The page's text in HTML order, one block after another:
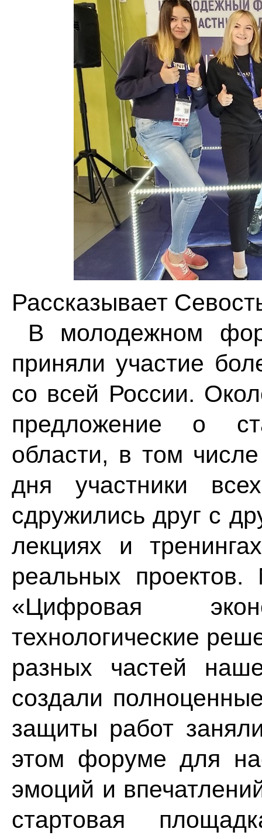
Рассказывает
В молодежном
приняли участие
со всей России.
предложение о
области, в том
дня участники
сдружились друг с
лекциях и
реальных
«Цифровая
технологические
разных частей
создали
защиты работ
этом форуме для
эмоций и
стартовая